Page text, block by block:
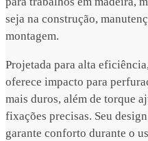
seja na construção,
montagem.
Projetada para alta
oferece impacto para
mais duros, além de torque
fixações precisas. Seu
garante conforto durante o